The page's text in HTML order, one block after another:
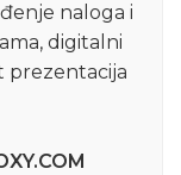
naloga i
digitalni
prezentacija